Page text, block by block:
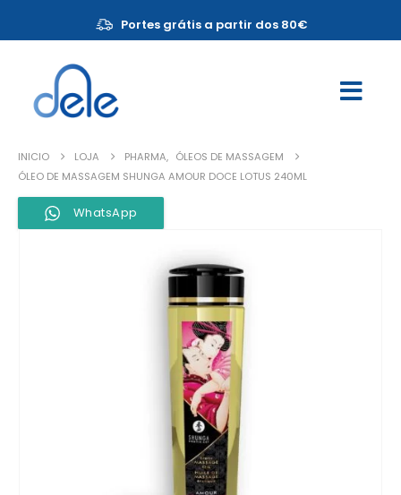
Portes grátis a partir dos 80€
INICIO LOJA PHARMA, ÓLEOS DE MASSAGEM
ÓLEO DE MASSAGEM SHUNGA AMOUR DOCE LOTUS 240ML
WhatsApp